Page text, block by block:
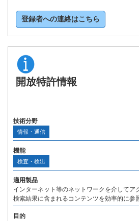
登録者への連絡はこちら
開放特許情報
技術分野
情報・通信
機能
検査・検出
適用製品
インターネット等のネットワークを介してア
検索結果に含まれるコンテンツを効率的に参
目的